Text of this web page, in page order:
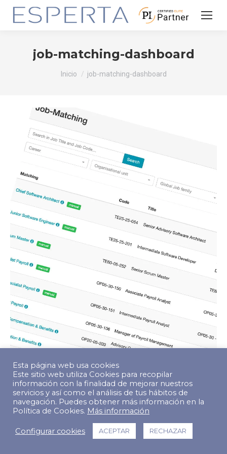
job-matching-dashboard
Estás aquí:
Inicio job-matching-dashboard
© Copyright 2022 The Predictive Index. Todos los derechos
reservados.
Footer Menu
Esta página web usa cookies
Este sitio web utiliza Cookies para recopilar
información con la finalidad de mejorar nuestros
servicios y así como el análisis de tus hábitos de
navegación. Puedes obtener más información en la
Política de Cookies. Más información
Configurar cookies ACEPTAR RECHAZAR